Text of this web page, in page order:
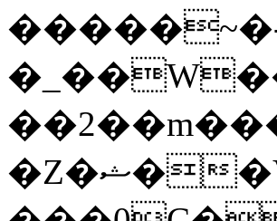
�Z�ޝ��V�}Y�I�ծ�O�����S��]z��w��7�޷�����h���u��7w.ϻ���8X��ͮ�����W�dm�Jߜ��q/>?